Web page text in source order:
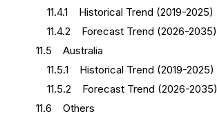
11.4.1 Historical Trend (2019-2025)
11.4.2 Forecast Trend (2026-2035)
11.5 Australia
11.5.1 Historical Trend (2019-2025)
11.5.2 Forecast Trend (2026-2035)
11.6 Others